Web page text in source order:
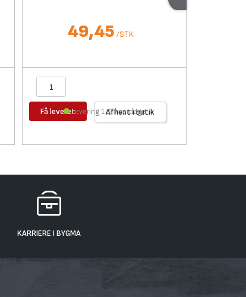
49,45 /STK
Få leveret Afhent i butik
Levering 1-2 hverdage
KARRIERE I BYGMA